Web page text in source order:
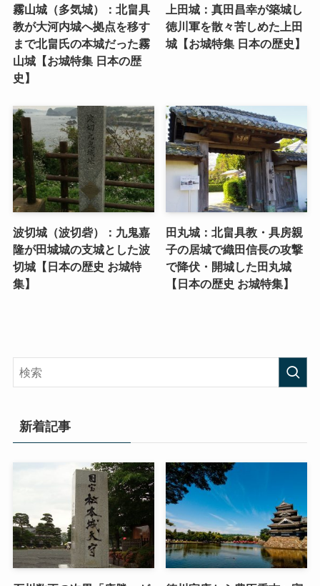
霧山城（多気城）：北畠具
教が大河内城へ拠点を移す
まで北畠氏の本城だった霧
山城【お城特集 日本の歴
史】
上田城：真田昌幸が築城し
徳川軍を散々苦しめた上田
城【お城特集 日本の歴史】
波切城（波切砦）：九鬼嘉
隆が田城城の支城とした波
切城【日本の歴史 お城特
集】
田丸城：北畠具教・具房親
子の居城で織田信長の攻撃
で降伏・開城した田丸城
【日本の歴史 お城特集】
新着記事